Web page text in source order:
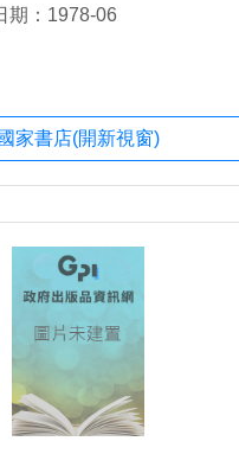
期：1978-06
國家書店(開新視窗)